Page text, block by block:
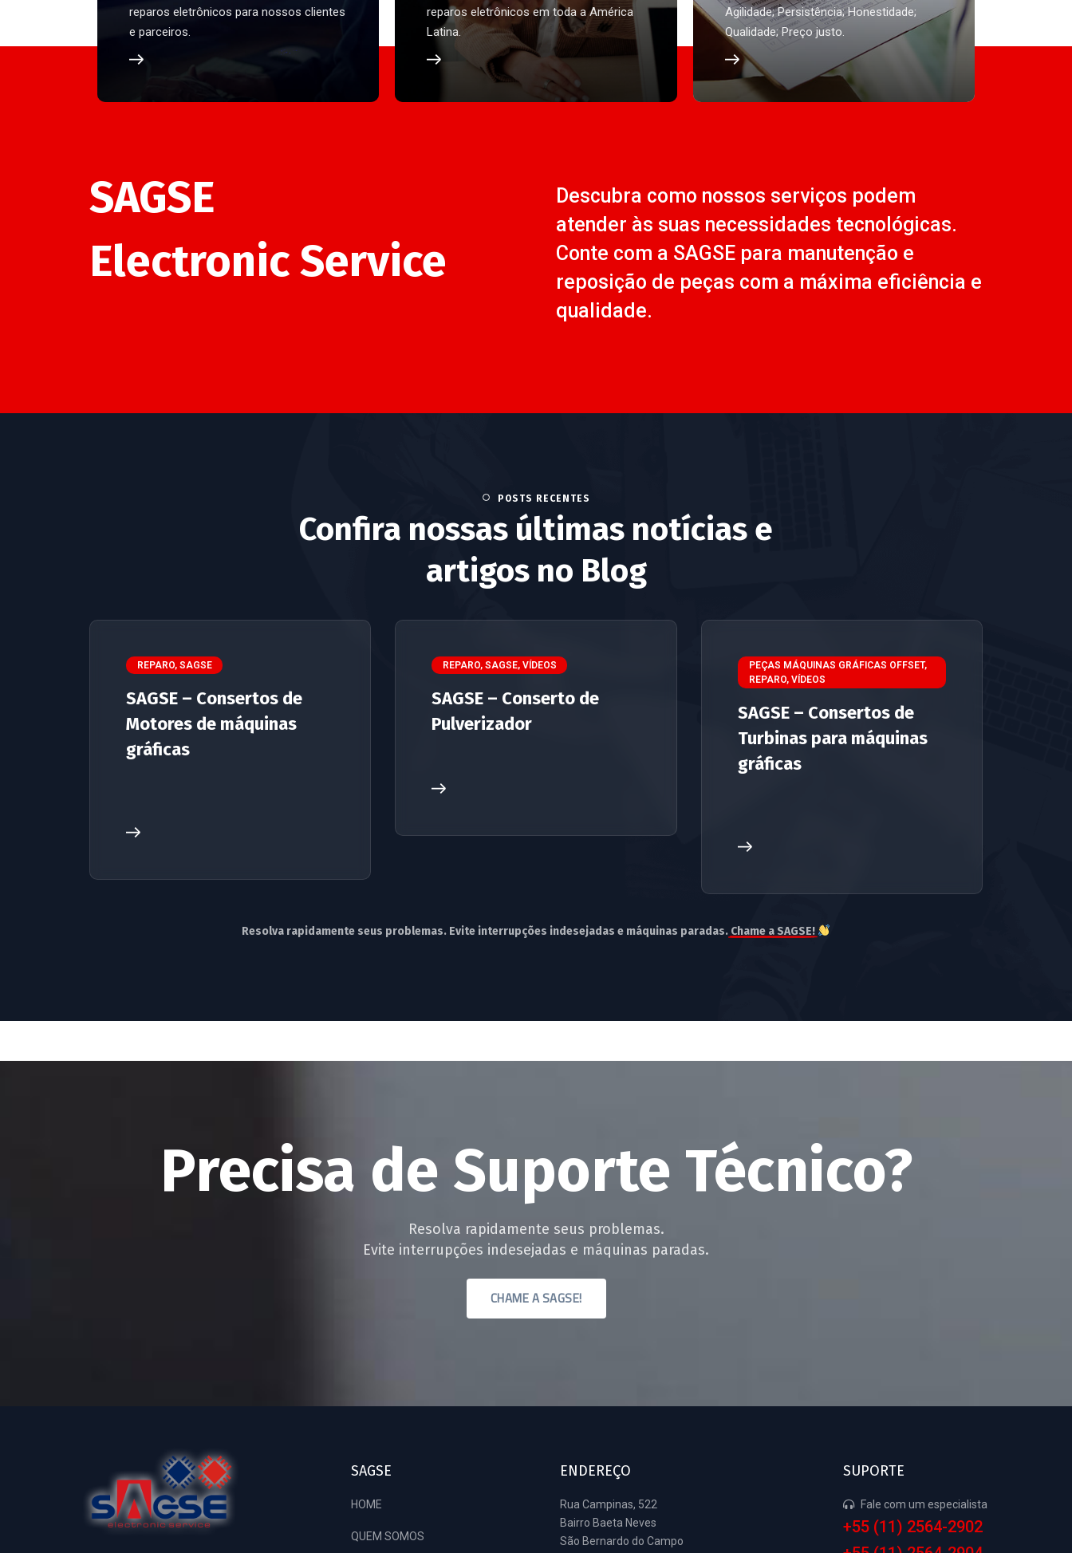
reparos eletrônicos para nossos clientes
e parceiros.
reparos eletrônicos em toda a América
Latina.
Agilidade; Persistência; Honestidade;
Qualidade; Preço justo.
SAGSE
ElectronicService
Descubra como nossos serviços podem
atender às suas necessidades tecnológicas.
Conte com a SAGSE para manutenção e
reposição de peças com a máxima eficiência e
qualidade.
POSTS RECENTES
Confira nossas últimas notícias e
artigos no Blog
REPARO, SAGSE
SAGSE – Consertos de
Motores de máquinas
gráficas
REPARO,SAGSE,VÍDEOS
SAGSE – Conserto de
Pulverizador
PEÇAS MÁQUINAS GRÁFICAS OFFSET,
REPARO, VÍDEOS
SAGSE – Consertos de
Turbinas para máquinas
gráficas
Resolva rapidamente seus problemas. Evite interrupções indesejadas e máquinas paradas. Chame a SAGSE!
Precisa de Suporte Técnico?
Resolva rapidamente seus problemas.
Evite interrupções indesejadas e máquinas paradas.
CHAME A SAGSE!
SAGSE
HOME
QUEM SOMOS
ENDEREÇO
Rua Campinas, 522
Bairro Baeta Neves
São Bernardo do Campo
SUPORTE
Fale com um especialista
+55 (11) 2564-2902